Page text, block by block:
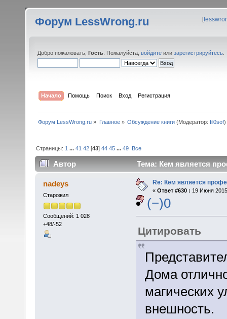
Форум LessWrong.ru [
Добро пожаловать, Гость . Пожалуйста, войдите или зарегистрируйтесь
Начало Помощь Поиск Вход Регистрация
Форум LessWrong.ru » Главное» Обсуждение книги(Модератор: fil0sof)
Страницы: 1 ...41 42 [43]44 45 ...49 Все
Автор Тема: Кем является
nadeys
Старожил
Сообщений: 1 028
+48/-52
Re: Кем является
« Ответ #630 : 19 Июня
(−)0
Цитировать
Дома
магических
внешность.